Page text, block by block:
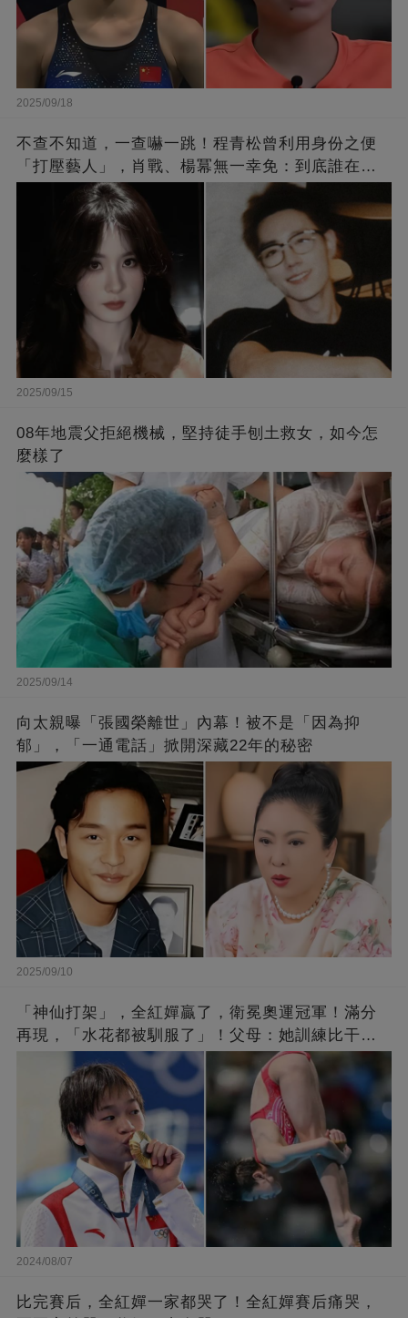
2025/09/18
不查不知道，一查嚇一跳！程青松曾利用身份之便
「打壓藝人」，肖戰、楊冪無一幸免：到底誰在給
2025/09/15
08年地震父拒絕機械，堅持徒手刨土救女，如今怎
麼樣了
2025/09/14
向太親曝「張國榮離世」內幕！被不是「因為抑
郁」，「一通電話」掀開深藏22年的秘密
2025/09/10
「神仙打架」，全紅嬋贏了，衛冕奧運冠軍！滿分
再現，「水花都被馴服了」！父母：她訓練比干農
活累百倍！陳芋汐惜敗，獲得銀牌
2024/08/07
比完賽后，全紅嬋一家都哭了！全紅嬋賽后痛哭，